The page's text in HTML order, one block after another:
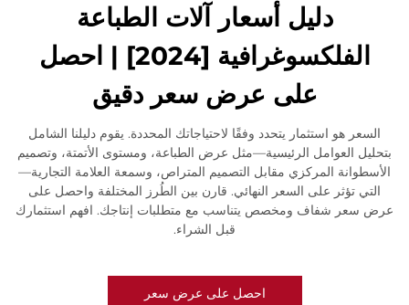
دليل أسعار آلات الطباعة
الفلكسوغرافية [2024] | احصل
على عرض سعر دقيق
السعر هو استثمار يتحدد وفقًا لاحتياجاتك المحددة. يقوم دليلنا الشامل
بتحليل العوامل الرئيسية—مثل عرض الطباعة، ومستوى الأتمتة، وتصميم
الأسطوانة المركزي مقابل التصميم المتراص، وسمعة العلامة التجارية—
التي تؤثر على السعر النهائي. قارن بين الطُرز المختلفة واحصل على
عرض سعر شفاف ومخصص يتناسب مع متطلبات إنتاجك. افهم استثمارك
قبل الشراء.
احصل على عرض سعر